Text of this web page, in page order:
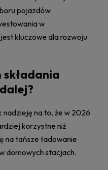
pojazdów
w
kluczowe dla rozwoju
składania
nadzieję na to, że w 2026
korzystne niż
na tańsze ładowanie
domowych stacjach.